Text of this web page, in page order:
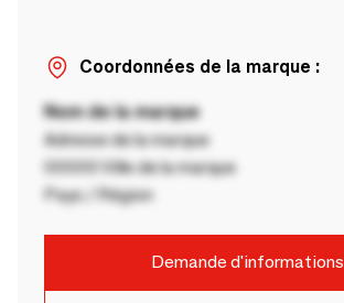
Coordonnées de la marque :
Nom de la marque
Adresse de la marque
00000 Ville de la marque
Pays / Région
Demande d'informations